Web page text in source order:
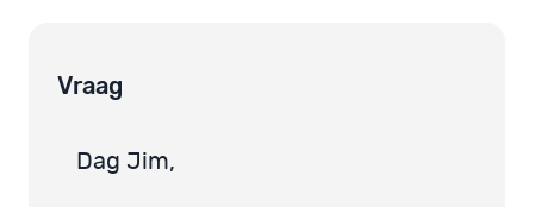
Vraag
Dag Jim,